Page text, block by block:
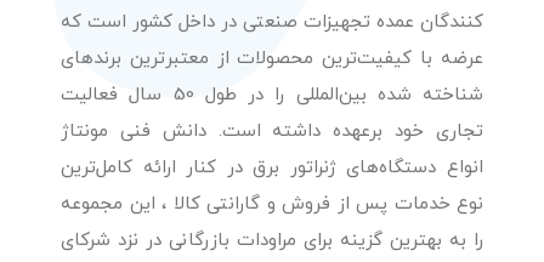
کنندگان عمده تجهیزات صنعتی در داخل کشور است که
عرضه با کیفیت‌ترین محصولات از معتبرترین برندهای
شناخته شده بین‌المللی را در طول 50 سال فعالیت
تجاری خود برعهده داشته است. دانش فنی مونتاژ
انواع دستگاه‌های ژنراتور برق در کنار ارائه کامل‌ترین
نوع خدمات پس از فروش و گارانتی کالا ، این مجموعه
را به بهترین گزینه برای مراودات بازرگانی در نزد شرکای